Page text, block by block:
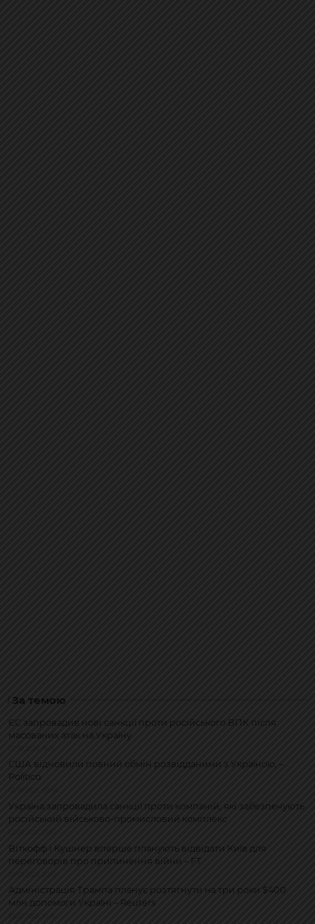
За темою
ЄС запровадив нові санкції проти російського ВПК після
масованих атак на Україну
США відновили повний обмін розвідданими з Україною, –
Politico
Україна запровадила санкції проти компаній, які забезпечують
російський військово-промисловий комплекс
Віткофф і Кушнер вперше планують відвідати Київ для
переговорів про припинення війни – FT
Адміністрація Трампа планує розтягнути на три роки $400
млн допомоги Україні – Reuters